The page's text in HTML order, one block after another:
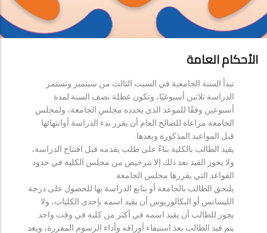
الأحكام العامة
تبدأ السنة الجامعية في السبت الثالث من سبتمبر وتستمر
الدراسة ثلاثين أسبوعيًا، وتكون عطلة نصف السنة لمدة
أسبوعين وفقًا للموعد الذي يحدده مجلس الجامعة، ولمجلس
الجامعة مراعاة للصالح العام أن يقرر بدء الدراسة أوانتهائها
قبل المواعيد المذكورة وبعدها.
يقيد الطالب بالكلية بناءً على طلب يقدمه قبل افتتاح الدراسة،
ولا يجوز القيد بعد ذلك إلا بترخيص من مجلس الكلية في حدود
القواعد التي يقررها مجلس الجامعة.
يلتحق الطالب بالجامعة أو يتابع الدراسة بها للحصول على درجة
الليسانس أو البكالوريوس أن يقيد اسمه بإحدى الكليات، ولا
يجوز للطالب أن يقيد اسمه في أكثر من كلية في وقت واحد.
يتم قيد الطالب بعد استيفاء أوراقه وأداء الرسوم المقررة، ويعد